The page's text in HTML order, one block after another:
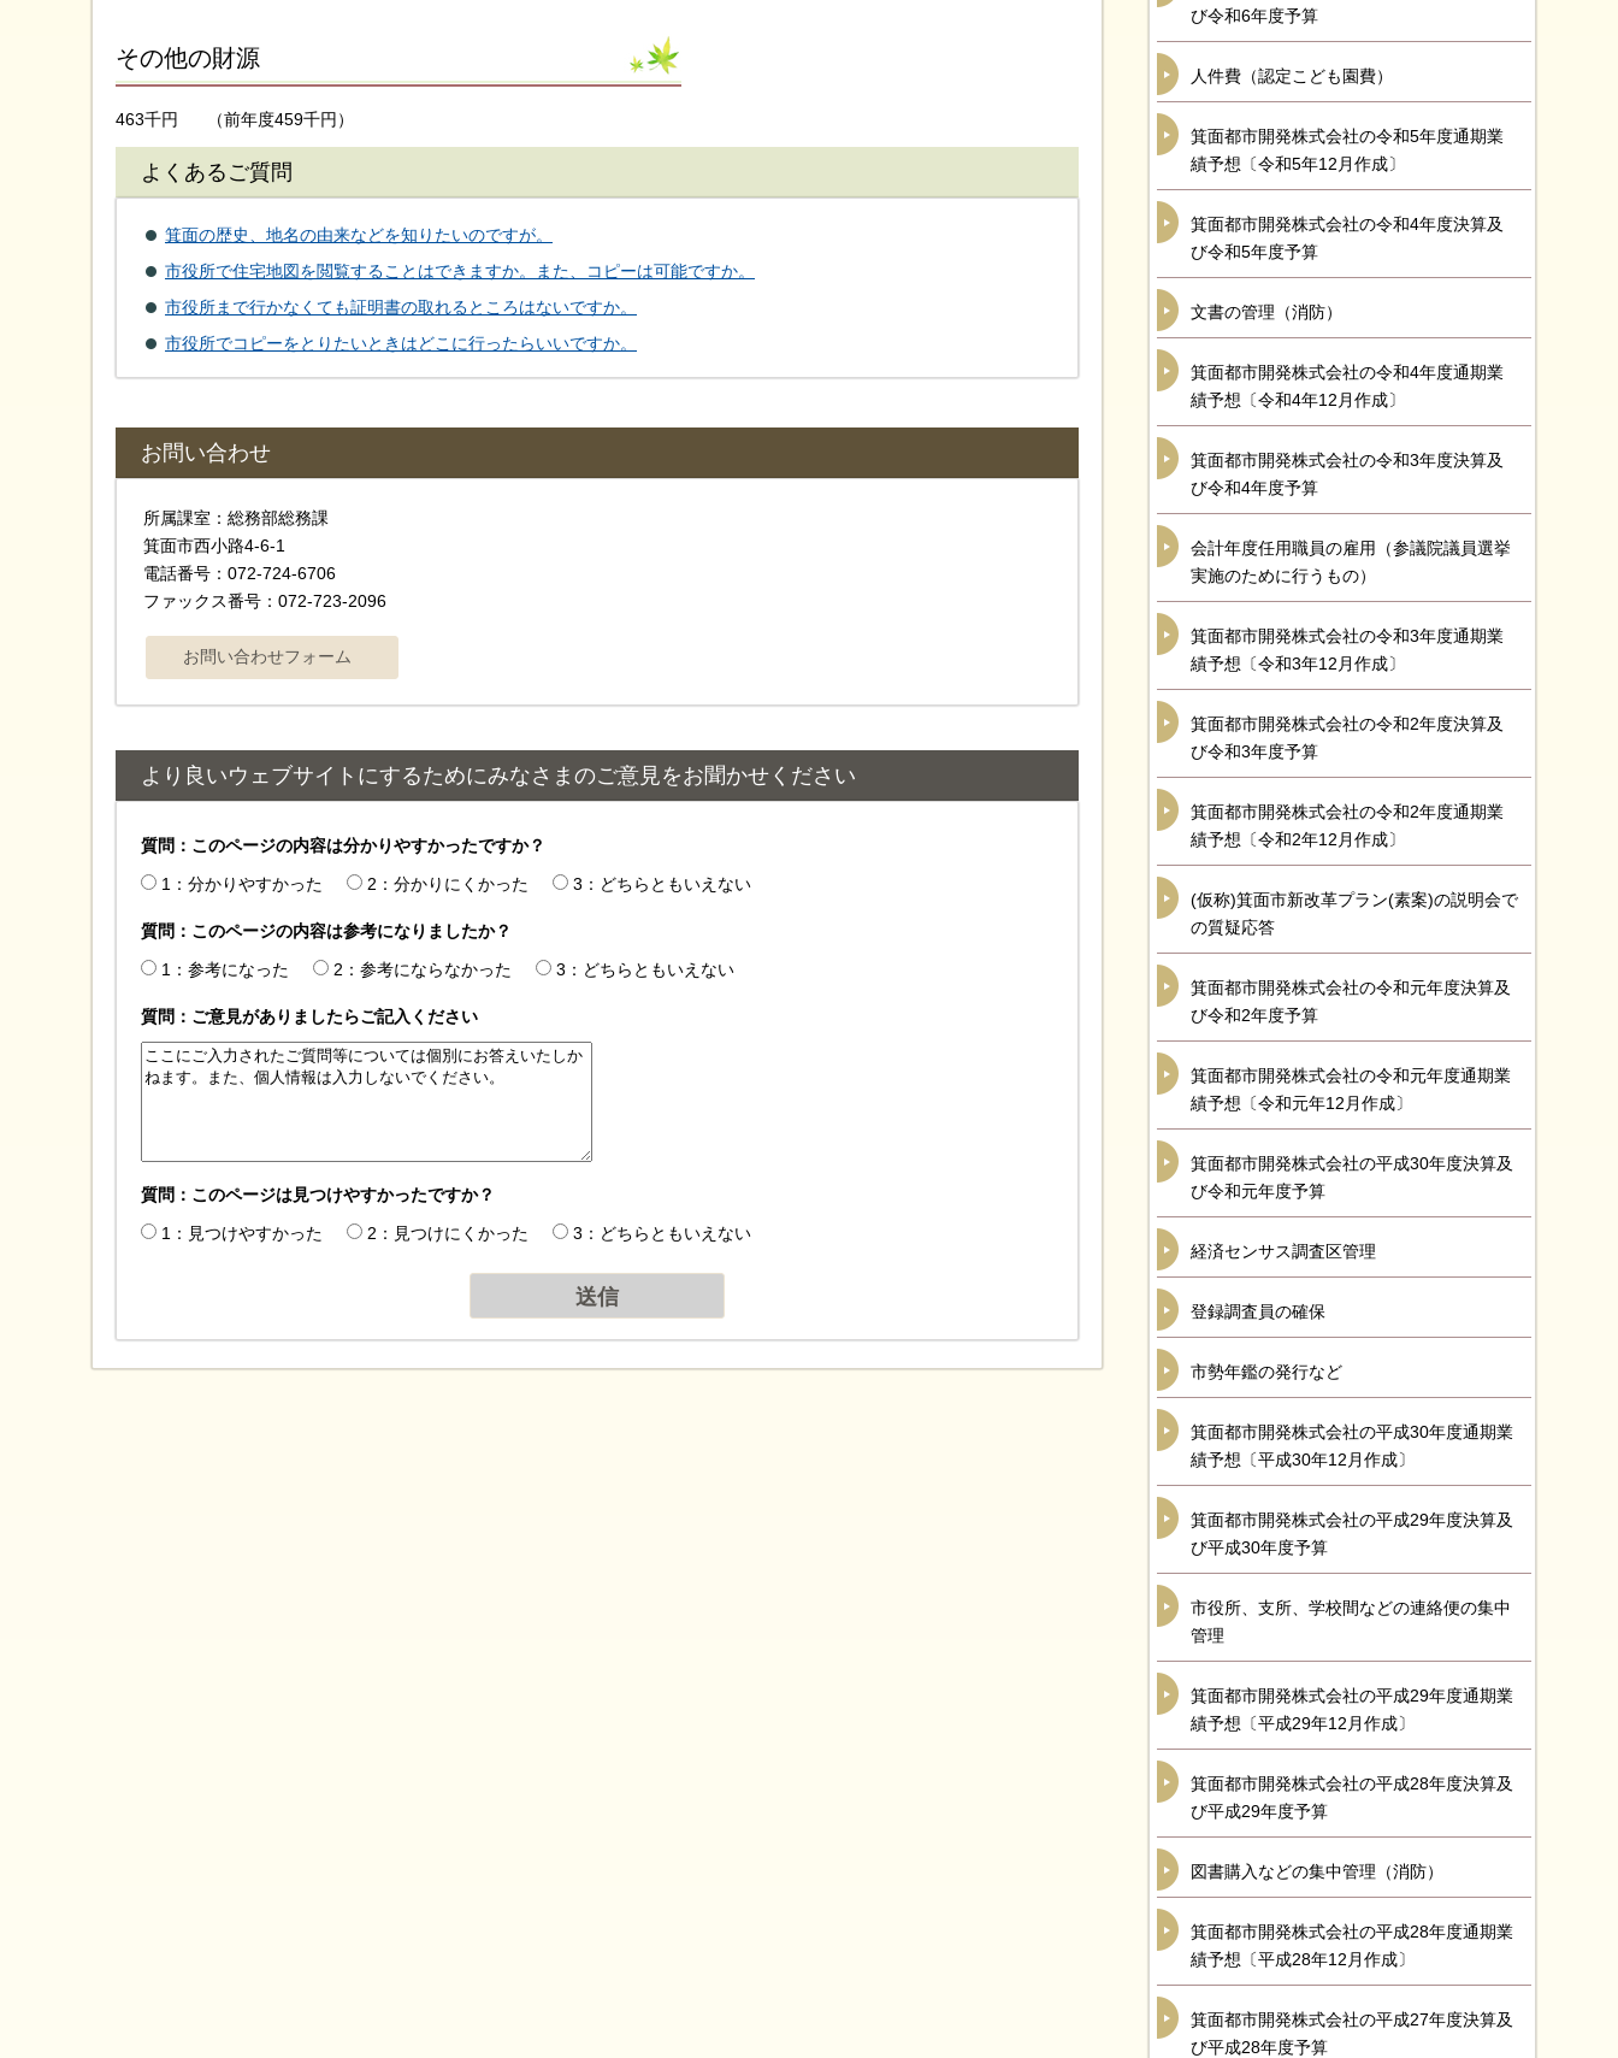
その他の財源
463千円 （前年度459千円）
よくあるご質問
箕面の歴史、地名の由来などを知りたいのですが。
市役所で住宅地図を閲覧することはできますか。また、コピーは可能ですか。
市役所まで行かなくても証明書の取れるところはないですか。
市役所でコピーをとりたいときはどこに行ったらいいですか。
お問い合わせ
所属課室：総務部総務課
箕面市西小路4‐6‐1
電話番号：072-724-6706
ファックス番号：072-723-2096
より良いウェブサイトにするためにみなさまのご意見をお聞かせください
質問：このページの内容は分かりやすかったですか？
1：分かりやすかった
2：分かりにくかった 3：どちらともいえない
質問：このページの内容は参考になりましたか？
1：参考になった
2：参考にならなかった 3：どちらともいえない
質問：ご意見がありましたらご記入ください
質問：このページは見つけやすかったですか？
1：見つけやすかった
2：見つけにくかった 3：どちらともいえない
び令和6年度予算
人件費（認定こども園費）
箕面都市開発株式会社の令和5年度通期業
績予想〔令和5年12月作成〕
箕面都市開発株式会社の令和4年度決算及
び令和5年度予算
文書の管理（消防）
箕面都市開発株式会社の令和4年度通期業
績予想〔令和4年12月作成〕
箕面都市開発株式会社の令和3年度決算及
び令和4年度予算
会計年度任用職員の雇用（参議院議員選挙
実施のために行うもの）
箕面都市開発株式会社の令和3年度通期業
績予想〔令和3年12月作成〕
箕面都市開発株式会社の令和2年度決算及
び令和3年度予算
箕面都市開発株式会社の令和2年度通期業
績予想〔令和2年12月作成〕
(仮称)箕面市新改革プラン(素案)の説明会で
の質疑応答
箕面都市開発株式会社の令和元年度決算及
び令和2年度予算
箕面都市開発株式会社の令和元年度通期業
績予想〔令和元年12月作成〕
箕面都市開発株式会社の平成30年度決算及
び令和元年度予算
経済センサス調査区管理
登録調査員の確保
市勢年鑑の発行など
箕面都市開発株式会社の平成30年度通期業
績予想〔平成30年12月作成〕
箕面都市開発株式会社の平成29年度決算及
び平成30年度予算
市役所、支所、学校間などの連絡便の集中
管理
箕面都市開発株式会社の平成29年度通期業
績予想〔平成29年12月作成〕
箕面都市開発株式会社の平成28年度決算及
び平成29年度予算
図書購入などの集中管理（消防）
箕面都市開発株式会社の平成28年度通期業
績予想〔平成28年12月作成〕
箕面都市開発株式会社の平成27年度決算及
び平成28年度予算